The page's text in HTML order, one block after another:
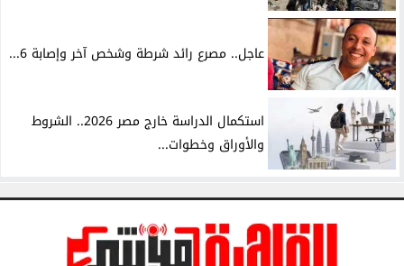
عاجل.. مصرع رائد شرطة وشخص آخر وإصابة 6...
استكمال الدراسة خارج مصر 2026.. الشروط
والأوراق وخطوات...